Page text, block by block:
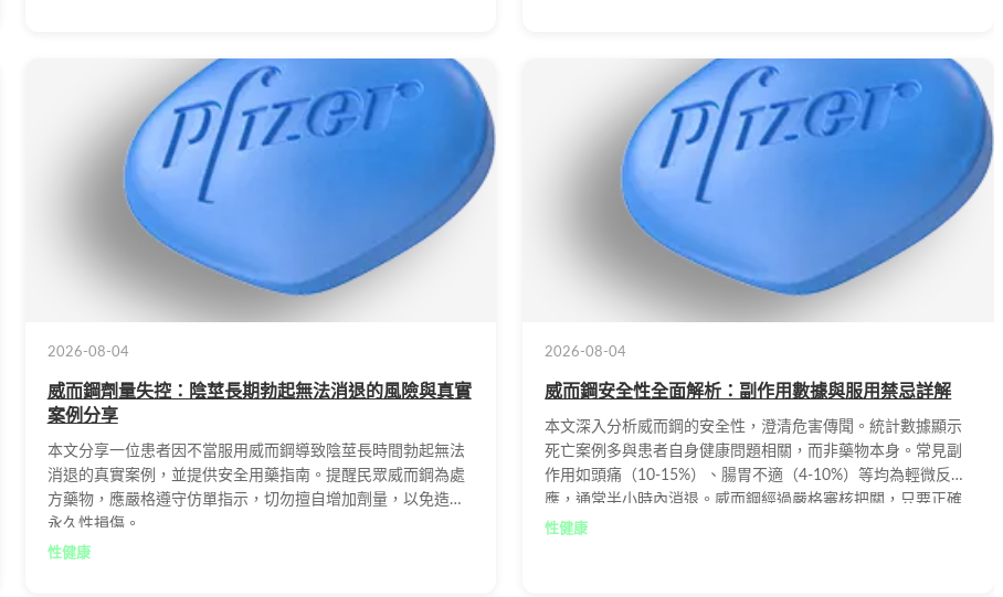
2026-08-04
威而鋼劑量失控：陰莖長期勃起無法消退的風險與真實
案例分享
本文分享一位患者因不當服用威而鋼導致陰莖長時間勃起無法
消退的真實案例，並提供安全用藥指南。提醒民眾威而鋼為處
方藥物，應嚴格遵守仿單指示，切勿擅自增加劑量，以免造成
永久性損傷。
性健康
2026-08-04
威而鋼安全性全面解析：副作用數據與服用禁忌詳解
本文深入分析威而鋼的安全性，澄清危害傳聞。統計數據顯示
死亡案例多與患者自身健康問題相關，而非藥物本身。常見副
作用如頭痛（10-15%）、腸胃不適（4-10%）等均為輕微反
應，通常半小時內消退。威而鋼經過嚴格審核把關，只要正確
使用不會對人體造成實質傷害，但需特別注意不可與硝酸鹽類
性健康